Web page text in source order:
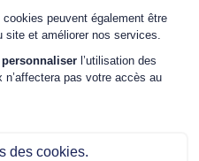
9h00 – 12h00 / 14h00 –
18h00